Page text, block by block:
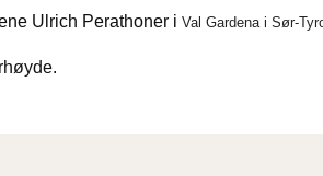
Ulrich Perathoner i Val Gardena i Sør-